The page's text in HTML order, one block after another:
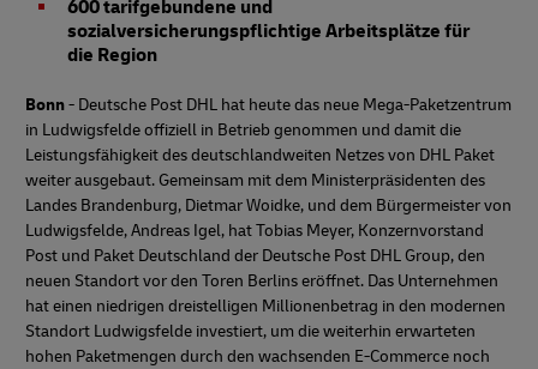
600 tarifgebundene und
sozialversicherungspflichtige Arbeitsplätze für
die Region
Bonn- Deutsche Post DHL hat heute das neue Mega-Paketzentrum
in Ludwigsfelde offiziell in Betrieb genommen und damit die
Leistungsfähigkeit des deutschlandweiten Netzes von DHL Paket
weiter ausgebaut. Gemeinsam mit dem Ministerpräsidenten des
Landes Brandenburg, Dietmar Woidke, und dem Bürgermeister von
Ludwigsfelde, Andreas Igel, hat Tobias Meyer, Konzernvorstand
Post und Paket Deutschland der Deutsche Post DHL Group, den
neuen Standort vor den Toren Berlins eröffnet. Das Unternehmen
hat einen niedrigen dreistelligen Millionenbetrag in den modernen
Standort Ludwigsfelde investiert, um die weiterhin erwarteten
hohen Paketmengen durch den wachsenden E-Commerce noch